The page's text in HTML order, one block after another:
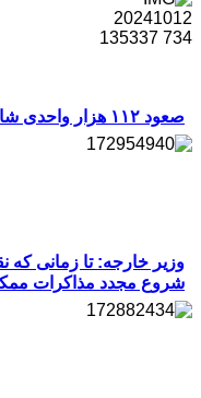
صعود ۱۱۲ هزار واحدی شاخص بورس در معاملات امروز
وزیر خارجه: تا زمانی که
شروع مجدد مذاکرات